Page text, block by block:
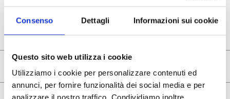
Consenso Dettagli Informazioni sui cookie
Questo sito web utilizza i cookie
Utilizziamo i cookie per personalizzare contenuti ed
annunci, per fornire funzionalità dei social media e per
analizzare il nostro traffico. Condividiamo inoltre
ARTICOLI CORRELATI